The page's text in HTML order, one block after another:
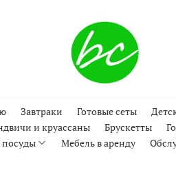
Завтраки Готовые сеты
и круассаны Брускетты
Мебель в аренду